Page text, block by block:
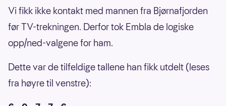
Vi fikk ikke kontakt med mannen fra Bjørnafjorden
før TV-trekningen. Derfor tok Embla de logiske
opp/ned-valgene for ham.
Dette var de tilfeldige tallene han fikk utdelt (leses
fra høyre til venstre):